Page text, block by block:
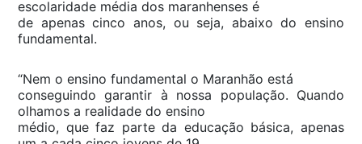
escolaridade média dos maranhenses é
de apenas cinco anos, ou seja, abaixo do ensino
fundamental.
“Nem o ensino fundamental o Maranhão está
conseguindo garantir à nossa população. Quando
olhamos a realidade do ensino
médio, que faz parte da educação básica, apenas